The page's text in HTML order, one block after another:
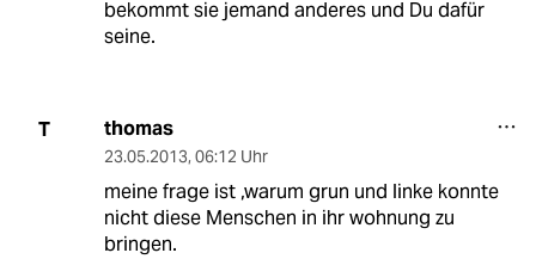
bekommt sie jemand anderes und Du dafür
seine.
T thomas
23.05.2013, 06:12 Uhr
meine frage ist ,warum grun und linke konnte
nicht diese Menschen in ihr wohnung zu
bringen.